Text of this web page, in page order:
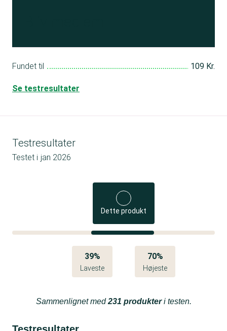
Fundet til 109 Kr.
Se testresultater
Testresultater
Testet i jan 2026
Dette produkt
39%
Laveste
70%
Højeste
Sammenlignet med231 produkteri testen.
Testresultater